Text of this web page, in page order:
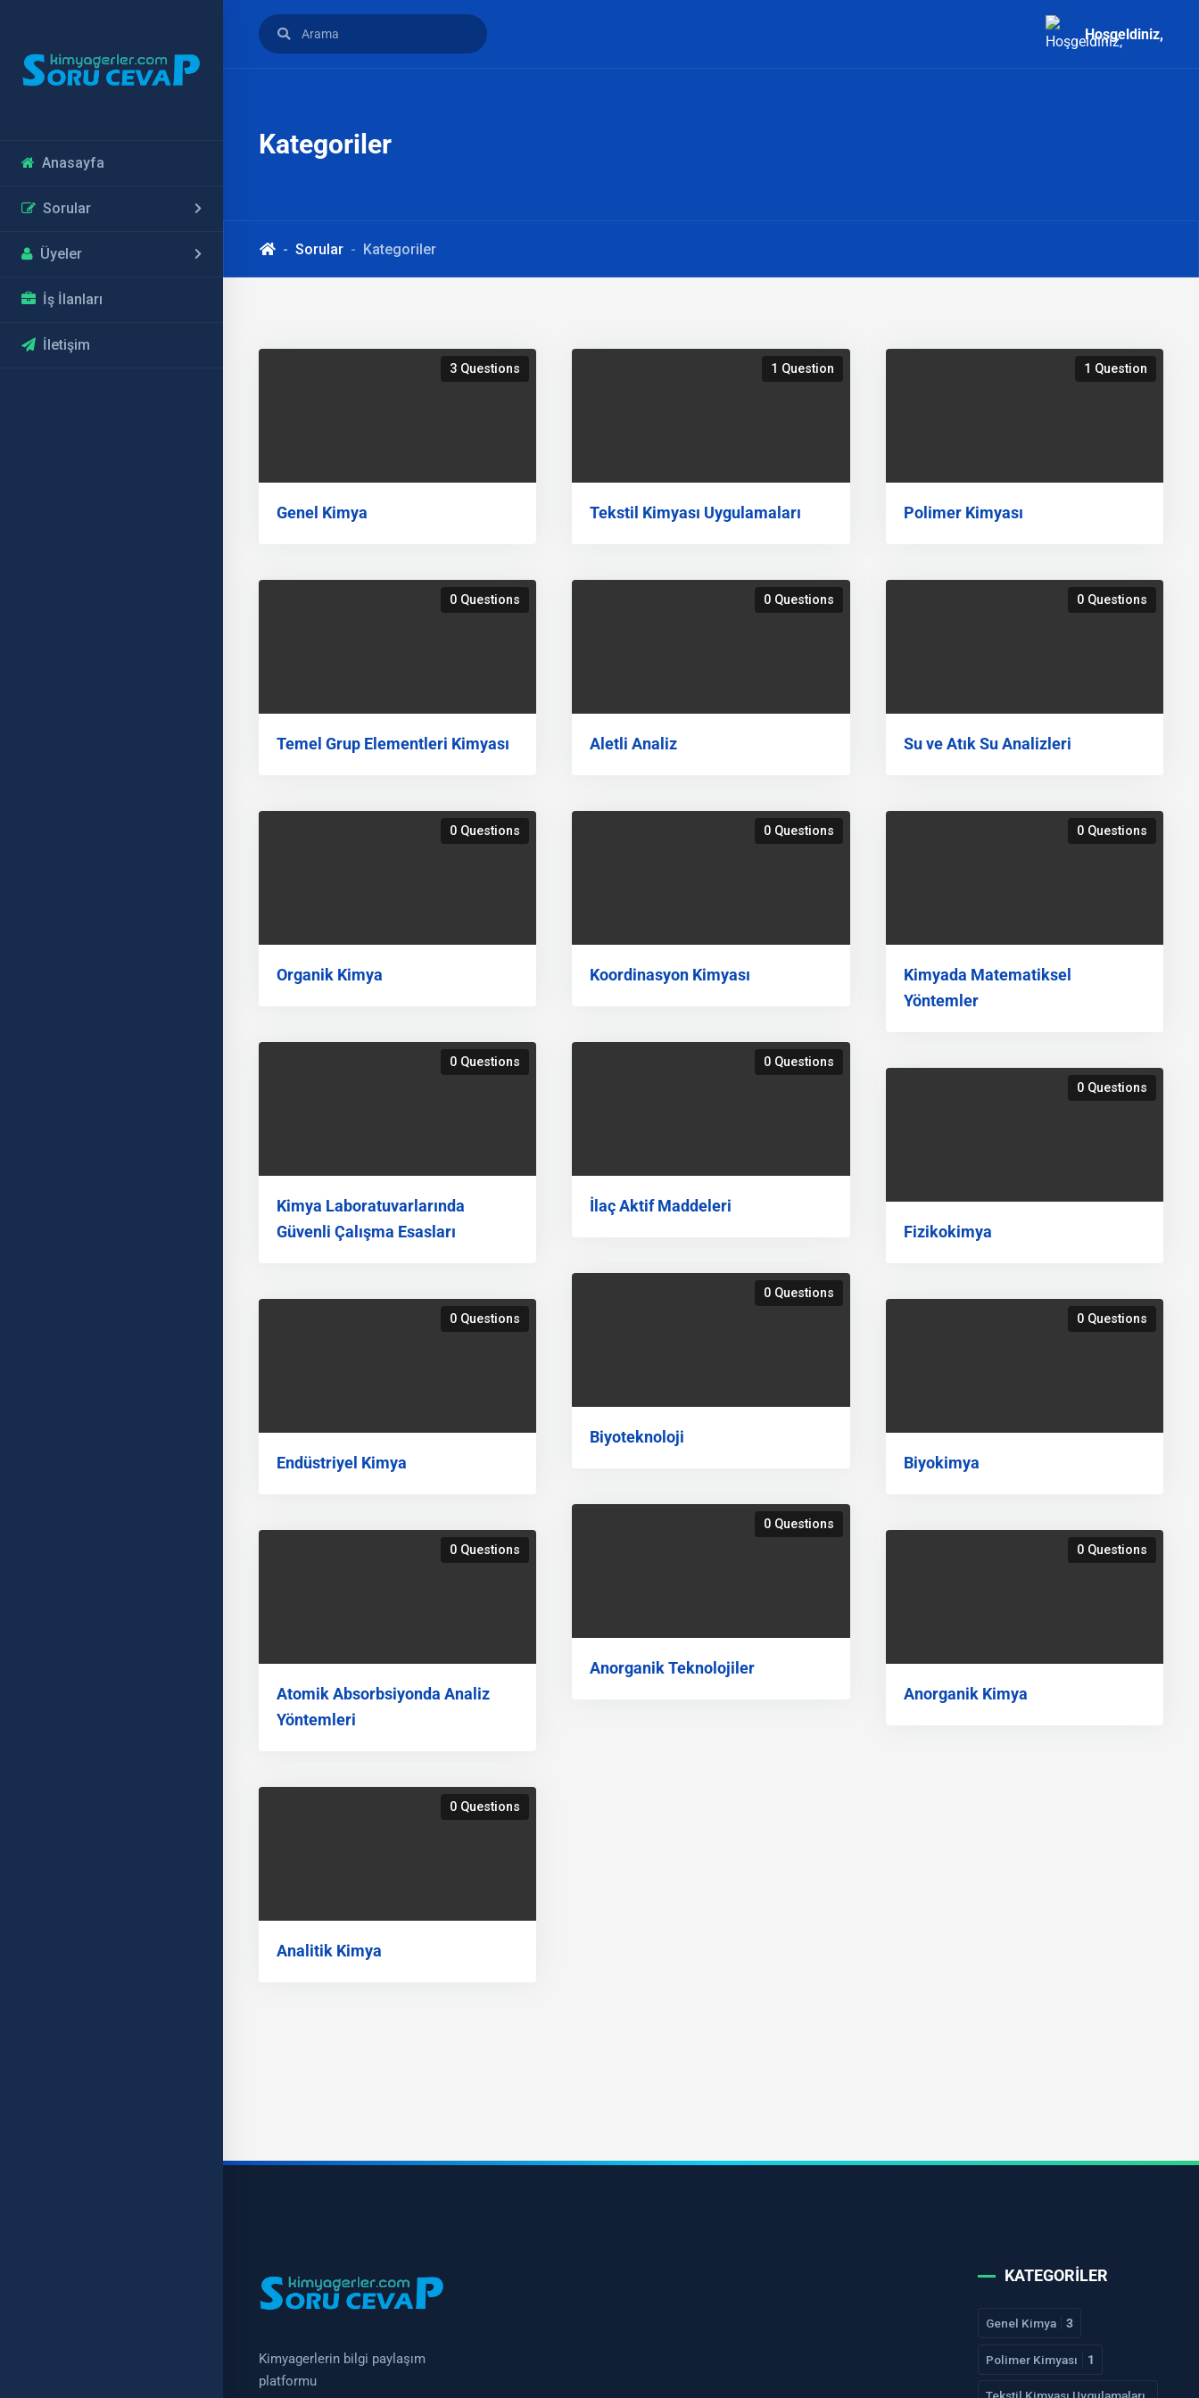
Anasayfa
Sorular
Üyeler
İş İlanları
İletişim
Hoşgeldiniz,
Kategoriler
Sorular Kategoriler
3 Questions
Genel Kimya
0 Questions
Temel Grup Elementleri Kimyası
0 Questions
Organik Kimya
0 Questions
Kimya Laboratuvarlarında
Güvenli Çalışma Esasları
0 Questions
Endüstriyel Kimya
0 Questions
Atomik Absorbsiyonda Analiz
Yöntemleri
0 Questions
Analitik Kimya
1 Question
Tekstil Kimyası Uygulamaları
0 Questions
Aletli Analiz
0 Questions
Koordinasyon Kimyası
0 Questions
İlaç Aktif Maddeleri
0 Questions
Biyoteknoloji
0 Questions
Anorganik Teknolojiler
1 Question
Polimer Kimyası
0 Questions
Su ve Atık Su Analizleri
0 Questions
Kimyada Matematiksel
Yöntemler
0 Questions
Fizikokimya
0 Questions
Biyokimya
0 Questions
Anorganik Kimya
Kimyagerlerin bilgi paylaşım
platformu
KATEGORILER
Genel Kimya 3
Polimer Kimyası 1